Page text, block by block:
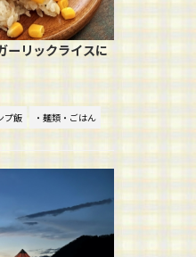
ーリックライスに
プ飯 ・麺類・ごはん